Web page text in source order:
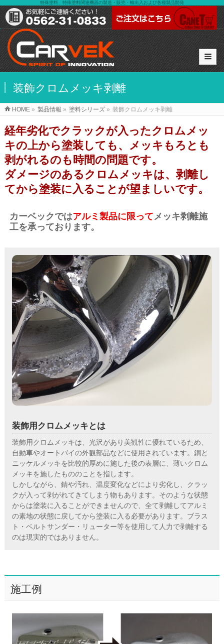
特殊塗料、特殊塗料関連機器の製造・販売・輸出入および各種製品開発
装飾クロムメッキ剥離
HOME» 製品情報 » 塗料シリーズ» 装飾クロムメッキ剥離
経年劣化でクラックが入ったクロムメッ
キの上から塗装しても、メッキもろとも
剥がれるのも時間の問題です。
ダメージのあるクロムメッキは、剥離し
てから塗装に入ることが望ましいです。
カーベックではアルミ製品に限ってメッキ剥離施
工を承っております。
装飾用クロムメッキとは
装飾用クロムメッキは、光沢があり美観性に優れているため、
自動車やオートバイの外観部品などに使用されています。銅と
ニッケルメッキを比較的厚めに施した後の表層に、薄いクロム
メッキを施したもののことを指します。
しかしながら、錆や汚れ、温度変化などにより劣化し、クラッ
クが入って剥がれてきてしまう物もあります。そのような状態
からは塗装に入ることができませんので、全て剥離してアルミ
の素地の状態に戻してから塗装に入る必要があります。ブラス
ト・ベルトサンダー・リューター等を使用して人力で剥離する
のは現実的ではありません。
施工例